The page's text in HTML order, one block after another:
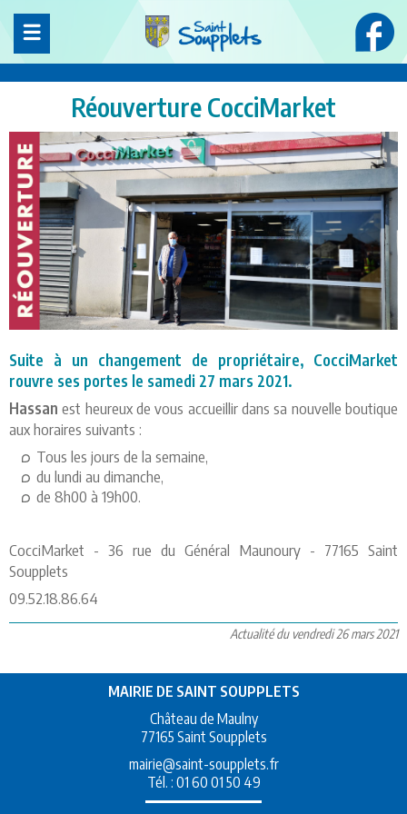
Réouverture CocciMarket
Suite à un changement de propriétaire, CocciMarket
rouvre ses portes le samedi 27 mars 2021.
Hassanest heureux de vous accueillir dans sa nouvelle boutique
aux horaires suivants :
Tous les jours de la semaine,
du lundi au dimanche,
de 8h00 à 19h00.
CocciMarket - 36 rue du Général Maunoury - 77165 Saint
Soupplets
09.52.18.86.64
Actualité du vendredi 26 mars 2021
MAIRIE DE SAINT SOUPPLETS
Château de Maulny
77165 Saint Soupplets
mairie@saint-soupplets.fr
Tél. : 01 60 01 50 49
Panneau de gestion des cookies